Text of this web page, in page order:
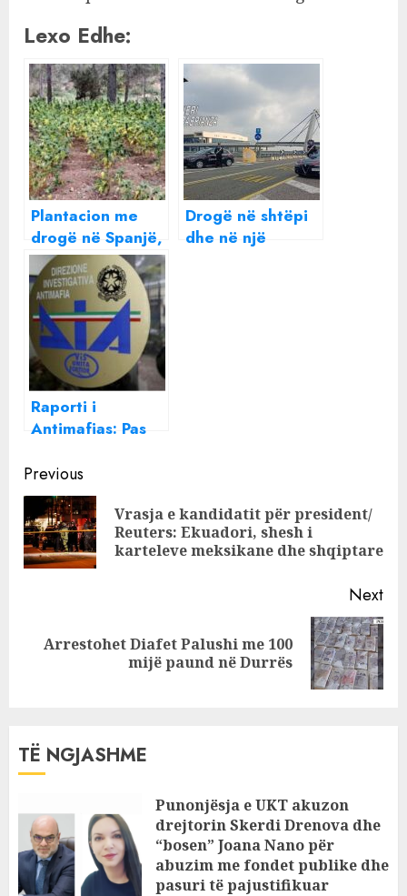
Lexo Edhe:
Plantacion me
drogë në Spanjë,
arrestohen dy
shqiptarë, policia
zbuloi mbi 8 mijë
bimë marijuanë!
Drogë në shtëpi
dhe në një
Raporti i
Antimafias: Pas
mafia shqiptare
ndër më të
rrezikshmet në
Itali
Continue
Reading
Previous
Vrasja e kandidatit për president/
Reuters: Ekuadori, shesh i
karteleve meksikane dhe shqiptare
Next
Next
Arrestohet Diafet Palushi me 100
mijë paund në Durrës
TË NGJASHME
Punonjësja e UKT akuzon
drejtorin Skerdi Drenova dhe
“bosen” Joana Nano për
abuzim me fondet publike dhe
pasuri të pajustifikuar